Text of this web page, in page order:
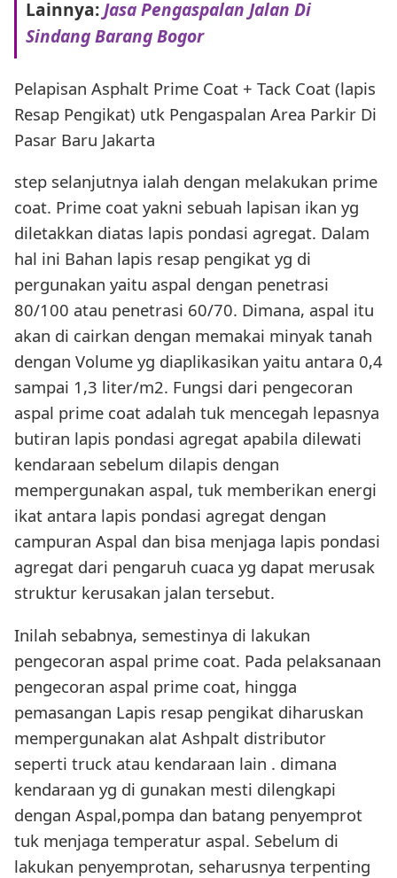
Lainnya:Jasa Pengaspalan Jalan Di
Sindang Barang Bogor
Pelapisan Asphalt Prime Coat + Tack Coat (lapis
Resap Pengikat) utk Pengaspalan Area Parkir Di
Pasar Baru Jakarta
step selanjutnya ialah dengan melakukan prime
coat. Prime coat yakni sebuah lapisan ikan yg
diletakkan diatas lapis pondasi agregat. Dalam
hal ini Bahan lapis resap pengikat yg di
pergunakan yaitu aspal dengan penetrasi
80/100 atau penetrasi 60/70. Dimana, aspal itu
akan di cairkan dengan memakai minyak tanah
dengan Volume yg diaplikasikan yaitu antara 0,4
sampai 1,3 liter/m2. Fungsi dari pengecoran
aspal prime coat adalah tuk mencegah lepasnya
butiran lapis pondasi agregat apabila dilewati
kendaraan sebelum dilapis dengan
mempergunakan aspal, tuk memberikan energi
ikat antara lapis pondasi agregat dengan
campuran Aspal dan bisa menjaga lapis pondasi
agregat dari pengaruh cuaca yg dapat merusak
struktur kerusakan jalan tersebut.
Inilah sebabnya, semestinya di lakukan
pengecoran aspal prime coat. Pada pelaksanaan
pengecoran aspal prime coat, hingga
pemasangan Lapis resap pengikat diharuskan
mempergunakan alat Ashpalt distributor
seperti truck atau kendaraan lain . dimana
kendaraan yg di gunakan mesti dilengkapi
dengan Aspal,pompa dan batang penyemprot
tuk menjaga temperatur aspal. Sebelum di
lakukan penyemprotan, seharusnya terpenting